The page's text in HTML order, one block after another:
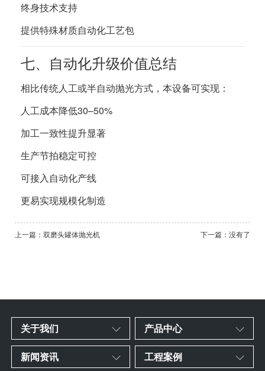
终身技术支持
提供特殊材质自动化工艺包
七、自动化升级价值总结
相比传统人工或半自动抛光方式，本设备可实现：
人工成本降低30–50%
加工一致性提升显著
生产节拍稳定可控
可接入自动化产线
更易实现规模化制造
上一篇：双磨头罐体抛光机 下一篇：没有了
关于我们 产品中心
新闻资讯 工程案例